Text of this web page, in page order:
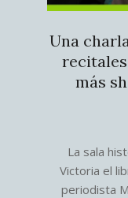
Una
más
La sala
Victoria el
periodista